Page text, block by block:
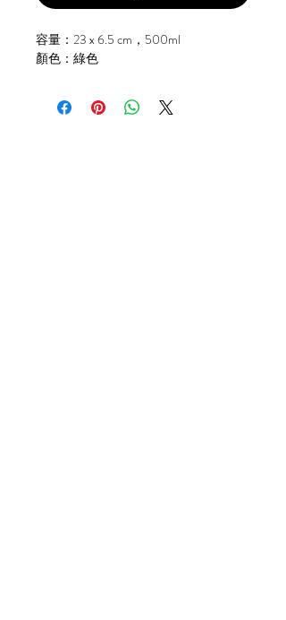
容量：23 x 6.5 cm，500ml
顏色：綠色